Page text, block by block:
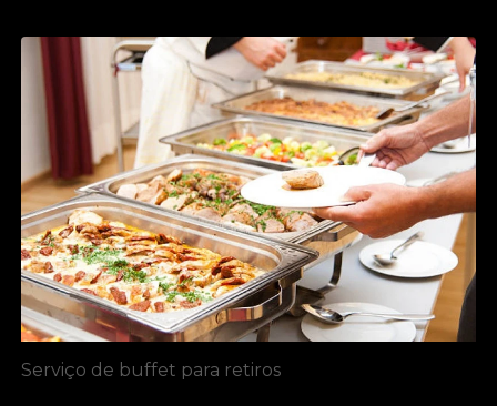
Serviço de buffet para retiros